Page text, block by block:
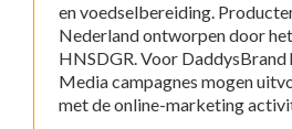
en voedselbereiding.
Nederland ontworpen door
HNSDGR. Voor DaddysBrand
Media campagnes mogen
met de online-marketing